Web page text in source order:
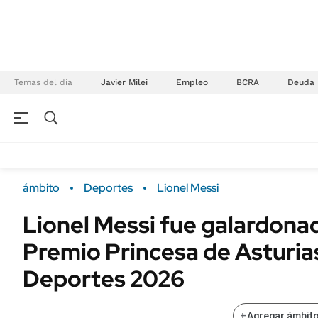
Temas del día Javier Milei Empleo BCRA Deuda
Campo
FINANZAS
Dólar
Sustentabilidad
Seguros
ámbito Deportes Lionel Messi
Lionel Messi fue
Premio Princesa de
Deportes 2026